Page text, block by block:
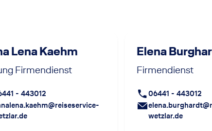
Lena Kaehm
Firmendienst
- 443012
Elena
Firmendienst
06441 - 443012
wetzlar.de